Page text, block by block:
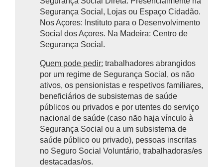
Segurança Social, Lojas ou Espaço Cidadão.
Nos Açores: Instituto para o Desenvolvimento
Social dos Açores. Na Madeira: Centro de
Segurança Social.
Quem pode pedir: trabalhadores abrangidos
por um regime de Segurança Social, os não
ativos, os pensionistas e respetivos familiares,
beneficiários de subsistemas de saúde
públicos ou privados e por utentes do serviço
nacional de saúde (caso não haja vínculo à
Segurança Social ou a um subsistema de
saúde público ou privado), pessoas inscritas
no Seguro Social Voluntário, trabalhadoras/es
destacadas/os.